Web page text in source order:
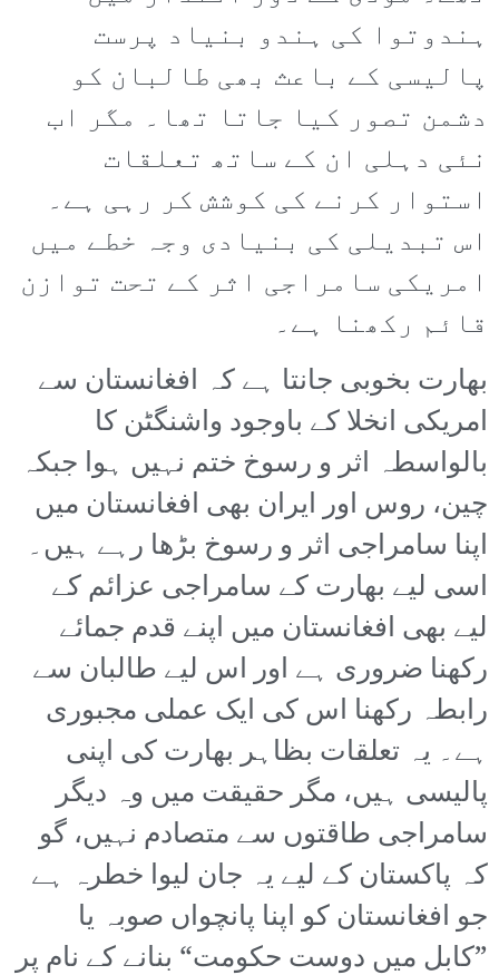
ہندوتوا کی ہندو بنیاد پرست
پالیسی کے باعث بھی طالبان کو
دشمن تصور کیا جاتا تھا۔ مگر اب
نئی دہلی ان کے ساتھ تعلقات
استوار کرنے کی کوشش کر رہی ہے۔
اس تبدیلی کی بنیادی وجہ خطے میں
امریکی سامراجی اثر کے تحت توازن
قائم رکھنا ہے۔
بھارت بخوبی جانتا ہے کہ افغانستان سے
امریکی انخلا کے باوجود واشنگٹن کا
بالواسطہ اثر و رسوخ ختم نہیں ہوا جبکہ
چین، روس اور ایران بھی افغانستان میں
اپنا سامراجی اثر و رسوخ بڑھا رہے ہیں۔
اسی لیے بھارت کے سامراجی عزائم کے
لیے بھی افغانستان میں اپنے قدم جمائے
رکھنا ضروری ہے اور اس لیے طالبان سے
رابطہ رکھنا اس کی ایک عملی مجبوری
ہے۔ یہ تعلقات بظاہر بھارت کی اپنی
پالیسی ہیں، مگر حقیقت میں وہ دیگر
سامراجی طاقتوں سے متصادم نہیں، گو
کہ پاکستان کے لیے یہ جان لیوا خطرہ ہے
جو افغانستان کو اپنا پانچواں صوبہ یا
”کابل میں دوست حکومت“ بنانے کے نام پر